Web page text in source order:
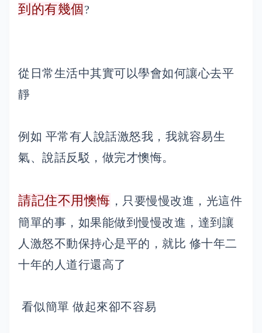
到的有幾個?
從日常生活中其實可以學會如何讓心去平
靜
例如 平常有人說話激怒我，我就容易生
氣、說話反駁，做完才懊悔。
請記住不用懊悔 ，只要慢慢改進，光這件
簡單的事，如果能做到慢慢改進，達到讓
人激怒不動保持心是平的，就比 修十年二
十年的人道行還高了
看似簡單 做起來卻不容易